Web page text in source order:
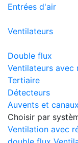
Entrées d'air
Ventilateurs
Double flux
Ventilateurs avec
Tertiaire
Détecteurs
Auvents et
Choisir par
Ventilation avec